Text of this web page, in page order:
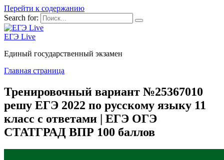
Перейти к содержанию
Search for:
ЕГЭ Live
Единый государственный экзамен
Главная страница
Тренировочный вариант №25367010
решу ЕГЭ 2022 по русскому языку 11
класс с ответами | ЕГЭ ОГЭ
СТАТГРАД ВПР 100 баллов